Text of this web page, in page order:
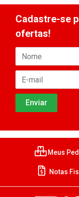
Cadastre-se
ofertas!
Meus
Notas